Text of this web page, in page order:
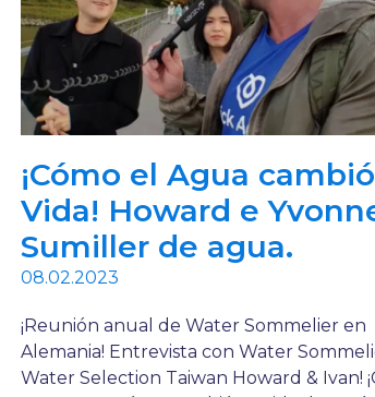
¡Cómo el Agua
Vida! Howard e
Sumiller de agua.
08.02.2023
¡Reunión anual de Water Sommelier en
Alemania! Entrevista con Water
Water Selection Taiwan Howard & Ivan!